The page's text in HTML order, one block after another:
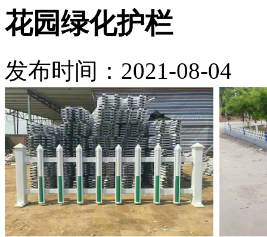
花园绿化护栏
发布时间：2021-08-04